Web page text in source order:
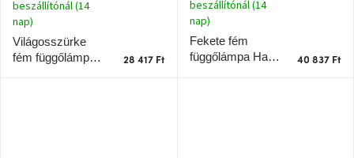
Világosszürke
fém függőlámpa
beszállítónál (14
nap)
28 417 Ft
Fekete fém
függőlámpa Halo
beszállítónál (14
nap)
40 837 Ft